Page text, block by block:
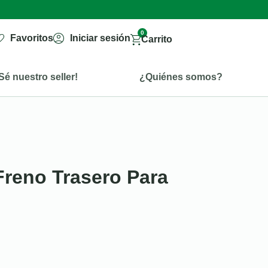
Favoritos Iniciar sesión
0
Carrito
nuestro seller! ¿Quiénes somos?
Trasero Para